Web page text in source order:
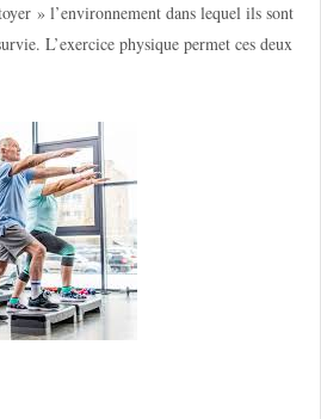
» l’environnement dans lequel ils sont
L’exercice physique permet ces deux